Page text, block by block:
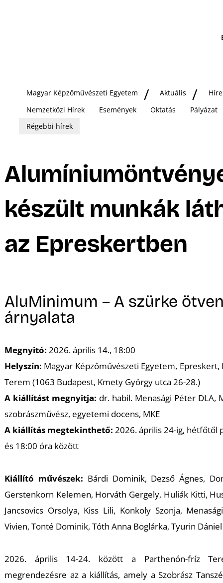
Magyar Képzőművészeti Egyetem Aktuális
Nemzetközi Hírek
Események Oktatás
Pályázat
Régebbi hírek
készült munkák
az Epreskertben
AluMinimum – A szürke
árnyalata
Megnyitó: 2026. április 14., 18:00
Helyszín: Magyar Képzőművészeti Egyetem,
Terem (1063 Budapest, Kmety György utca 26-28.)
A kiállítást megnyitja: dr. habil. Menasági Péter DLA,
szobrászművész, egyetemi docens, MKE
A kiállítás megtekinthető: 2026. április 24-ig, hétfőtől
és 18:00 óra között
Kiállító művészek: Bárdi Dominik, Dezső Ágnes,
Gerstenkorn Kelemen, Horváth Gergely, Huliák Kitti,
Jancsovics Orsolya, Kiss Lili, Konkoly Szonja,
Vivien, Tonté Dominik, Tóth Anna Boglárka, Tyurin Dániel
2026. április 14-24. között a Parthenón-fríz
megrendezésre az a kiállítás, amely a Szobrász